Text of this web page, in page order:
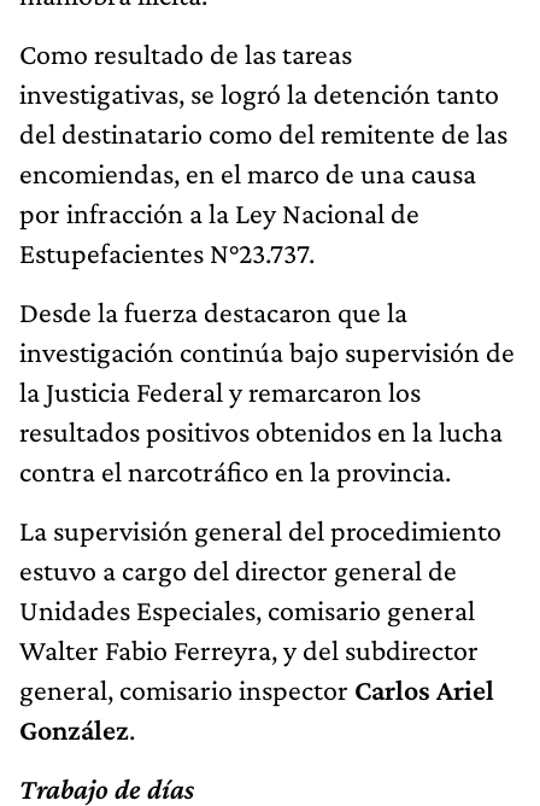
Como resultado de las tareas
investigativas, se logró la detención tanto
del destinatario como del remitente de las
encomiendas, en el marco de una causa
por infracción a la Ley Nacional de
Estupefacientes N°23.737.
Desde la fuerza destacaron que la
investigación continúa bajo supervisión de
la Justicia Federal y remarcaron los
resultados positivos obtenidos en la lucha
contra el narcotráfico en la provincia.
La supervisión general del procedimiento
estuvo a cargo del director general de
Unidades Especiales, comisario general
Walter Fabio Ferreyra, y del subdirector
general, comisario inspector Carlos Ariel
González.
Trabajo de días